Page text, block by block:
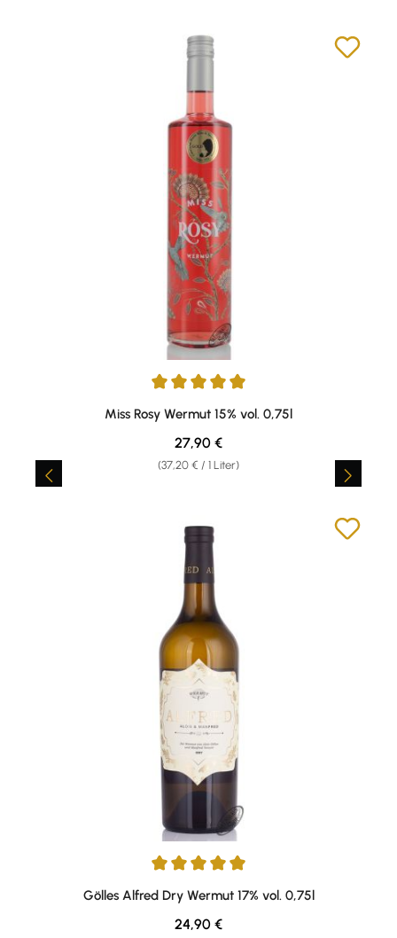
Durchschnittliche Bewertung von 5 von 5 Sternen
Miss Rosy Wermut 15% vol. 0,75l
(37,20 € / 1 Liter)
Regulärer Preis:
27,90 €
Durchschnittliche Bewertung von 5 von 5 Sternen
Gölles Alfred Dry Wermut 17% vol. 0,75l
Regulärer Preis:
24,90 €